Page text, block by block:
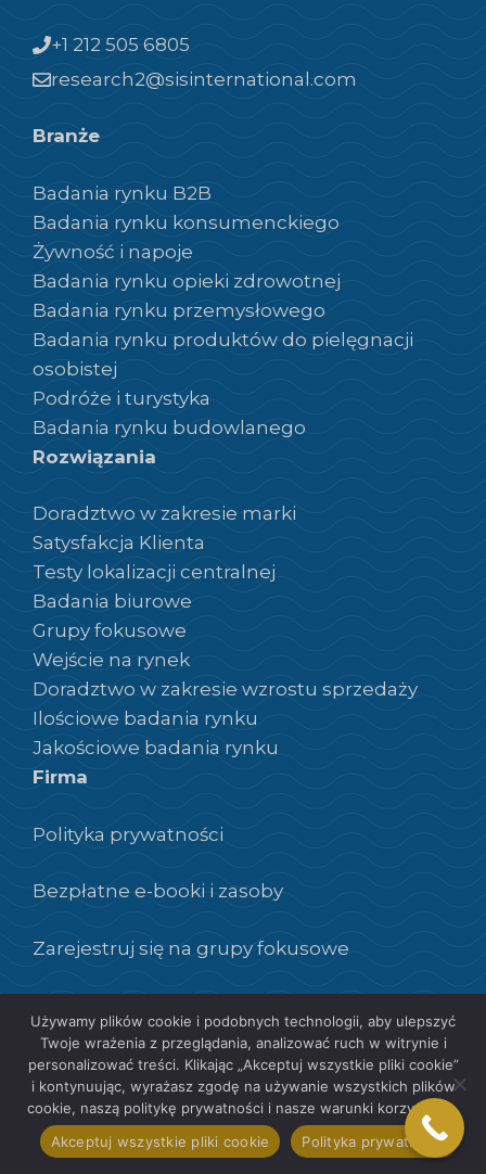
+1 212 505 6805
research2@sisinternational.com
Branże
Badania rynku B2B
Badania rynku konsumenckiego
Żywność i napoje
Badania rynku opieki zdrowotnej
Badania rynku przemysłowego
Badania rynku produktów do pielęgnacji
osobistej
Podróże i turystyka
Badania rynku budowlanego
Rozwiązania
Doradztwo w zakresie marki
Satysfakcja Klienta
Testy lokalizacji centralnej
Badania biurowe
Grupy fokusowe
Wejście na rynek
Doradztwo w zakresie wzrostu sprzedaży
Ilościowe badania rynku
Jakościowe badania rynku
Firma
Polityka prywatności
Bezpłatne e-booki i zasoby
Zarejestruj się na grupy fokusowe
PL
Używamy plików cookie i podobnych technologii, aby ulepszyć
Twoje wrażenia z przeglądania, analizować ruch w witrynie i
personalizować treści. Klikając „Akceptuj wszystkie pliki cookie”
i kontynuując, wyrażasz zgodę na używanie wszystkich plików
cookie, naszą politykę prywatności i nasze warunki korzystania.
Akceptuj wszystkie pliki cookie
Polityka prywatności